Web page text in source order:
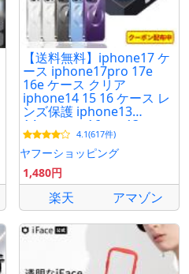
【送料無料】iphone17 ケ
ース iphone17pro 17e
16e ケース クリア
iphone14 15 16 ケース レ
ンズ保護 iphone13
14promax 16pro 13pro
12 ProMax 12pro 12 ケー
ス magsafe対応
4.1(617件)
ヤフーショッピング
1,480円
楽天 アマゾン